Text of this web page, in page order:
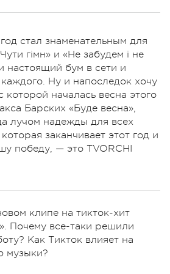
стал знаменательным для
гімн» и «Не забудем і не
настоящий бум в сети и
Ну и напоследок хочу
которой началась весна этого
Барских «Буде весна»,
лучом надежды для всех
заканчивает этот год и
победу, — это TVORCHI
клипе на тикток-хит
Почему все-таки решили
Как Тикток влияет на
музыки?